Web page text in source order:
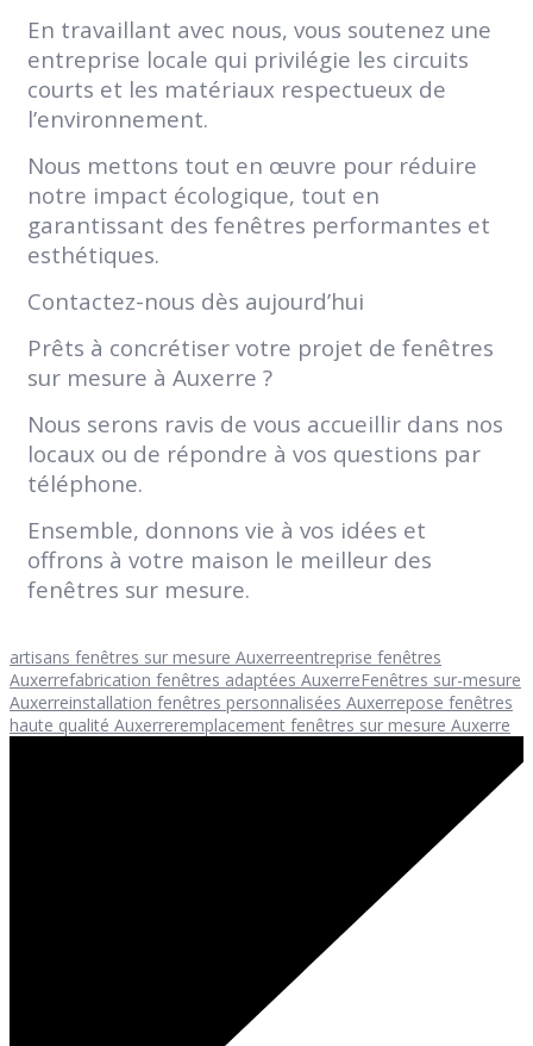
En travaillant avec nous, vous soutenez une
entreprise locale qui privilégie les circuits
courts et les matériaux respectueux de
l’environnement.
Nous mettons tout en œuvre pour réduire
notre impact écologique, tout en
garantissant des fenêtres performantes et
esthétiques.
Contactez-nous dès aujourd’hui
Prêts à concrétiser votre projet de fenêtres
sur mesure à Auxerre ?
Nous serons ravis de vous accueillir dans nos
locaux ou de répondre à vos questions par
téléphone.
Ensemble, donnons vie à vos idées et
offrons à votre maison le meilleur des
fenêtres sur mesure.
artisans fenêtres sur mesure Auxerreentreprise fenêtres
Auxerrefabrication fenêtres adaptées AuxerreFenêtres sur-mesure
Auxerreinstallation fenêtres personnalisées Auxerrepose fenêtres
haute qualité Auxerreremplacement fenêtres sur mesure Auxerre